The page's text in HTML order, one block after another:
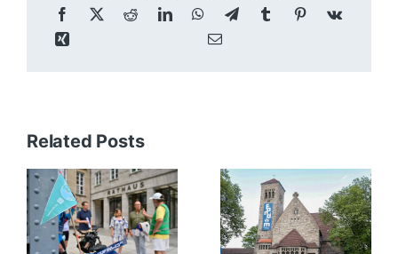
Related Posts